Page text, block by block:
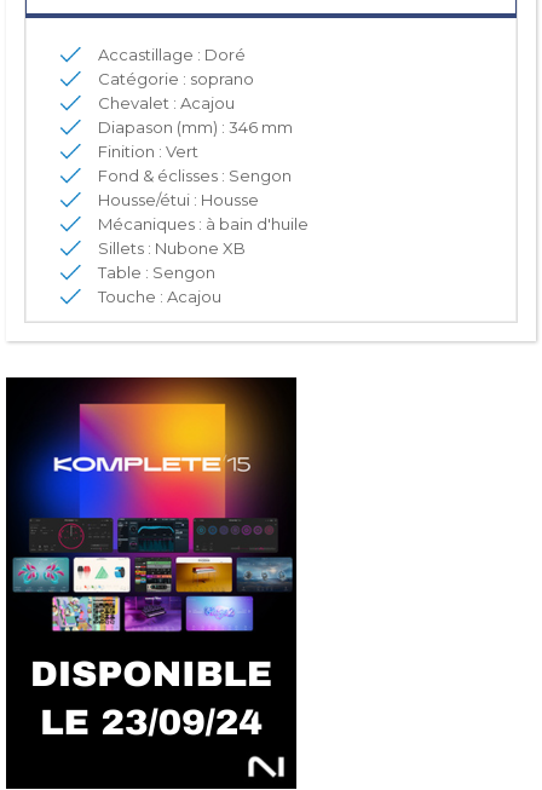
Accastillage : Doré
Catégorie : soprano
Chevalet : Acajou
Diapason (mm) : 346 mm
Finition : Vert
Fond & éclisses : Sengon
Housse/étui : Housse
Mécaniques : à bain d'huile
Sillets : Nubone XB
Table : Sengon
Touche : Acajou